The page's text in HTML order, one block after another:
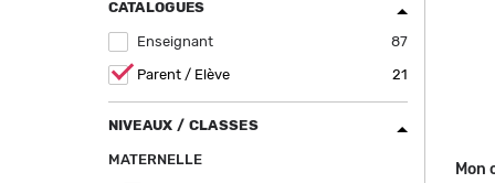
Mon
CATALOGUES
Enseignant 87
Apply Enseignant filter
Remove
filter
Parent / Elève 21
NIVEAUX / CLASSES
MATERNELLE